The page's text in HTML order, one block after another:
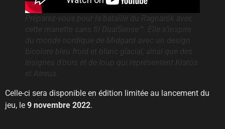
Celle-ci sera disponible en édition limitée au lancement du
jeu, le 9 novembre 2022.